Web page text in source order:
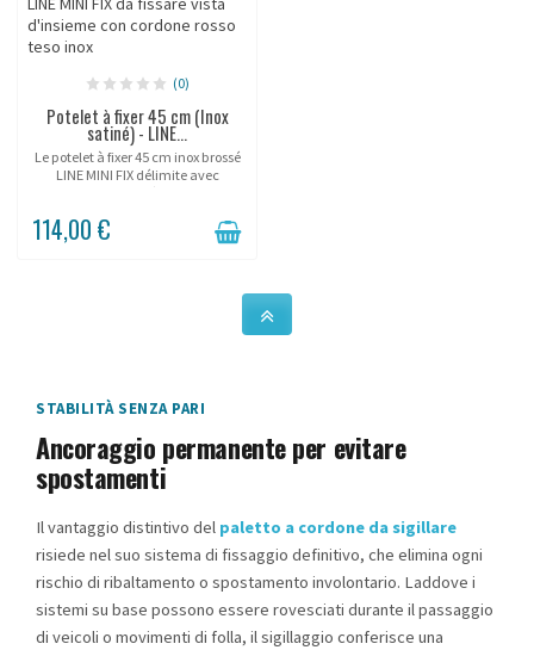
(0)
Potelet à fixer 45 cm (Inox
satiné) - LINE...
Le potelet à fixer 45 cm inox brossé
LINE MINI FIX délimite avec
robustesse et discrétion les zones
galeries et showrooms. Sa corde...
114,00 €
STABILITÀ SENZA PARI
Ancoraggio permanente per evitare
spostamenti
Il vantaggio distintivo del paletto a cordone da sigillare
risiede nel suo sistema di fissaggio definitivo, che elimina ogni
rischio di ribaltamento o spostamento involontario. Laddove i
sistemi su base possono essere rovesciati durante il passaggio
di veicoli o movimenti di folla, il sigillaggio conferisce una